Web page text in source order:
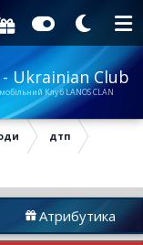
- Ukrainian Club
Клуб LANOS CLAN
дтп
Атрибутика